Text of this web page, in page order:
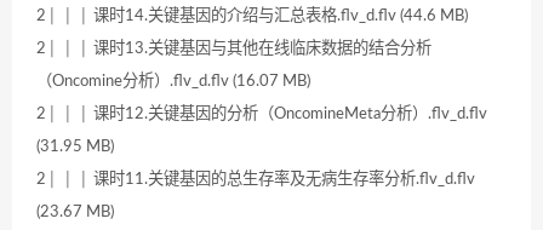
2│ │ │ 课时14.关键基因的介绍与汇总表格.flv_d.flv (44.6 MB)
2│ │ │ 课时13.关键基因与其他在线临床数据的结合分析
（Oncomine分析）.flv_d.flv (16.07 MB)
2│ │ │ 课时12.关键基因的分析（OncomineMeta分析）.flv_d.flv
(31.95 MB)
2│ │ │ 课时11.关键基因的总生存率及无病生存率分析.flv_d.flv
(23.67 MB)